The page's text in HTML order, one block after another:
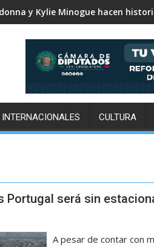
y Kylie Minogue hacen
INTERNACIONALES CULTURA
Portugal será sin
A pesar de contar con